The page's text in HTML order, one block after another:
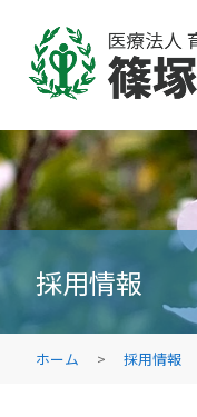
採用情報
ホーム 採用情報